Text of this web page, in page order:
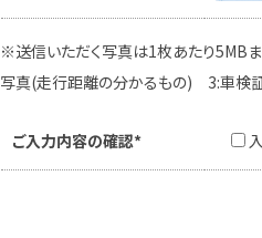
※送信いただく写真は1枚あたり5MBま
写真(走行距離の分かるもの) 3:車検
ご入力内容の確認*